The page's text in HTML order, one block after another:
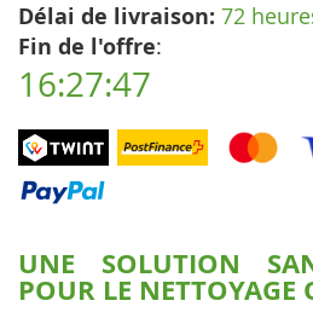
Délai de livraison: 72
Fin de l'offre:
16:27:47
UNE SOLUTION
POUR LE NETTOYAGE